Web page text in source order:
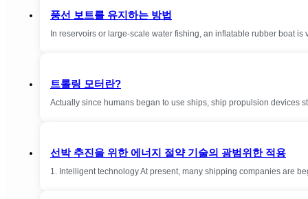
풍선 보트를 유지하는 방법
In reservoirs or large-scale water fishing, an inflatable rubber boat
트롤링 모터란?
Actually since humans began to use ships, ship propulsion
선박 추진을 위한 에너지 절약 기술의 광범위한 적용
1. Intelligent technology At present, many shipping companies are